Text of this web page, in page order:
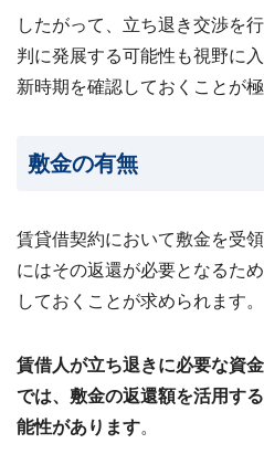
したがって、立ち退き交渉を
判に発展する可能性も視野に
新時期を確認しておくことが極
敷金の有無
賃貸借契約において敷金を受
にはその返還が必要となるた
しておくことが求められます。
賃借人が立ち退きに必要な資
では、敷金の返還額を活用す
能性があります。